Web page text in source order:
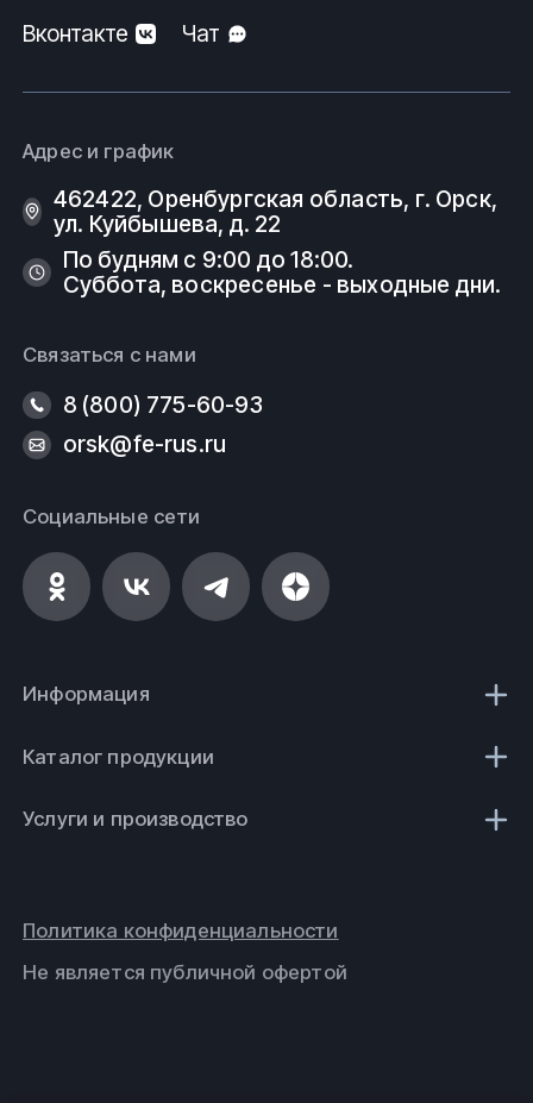
Вконтакте
Чат
Адрес и график
462422, Оренбургская область, г. Орск,
ул. Куйбышева, д. 22
По будням с 9:00 до 18:00.
Суббота, воскресенье - выходные дни.
Связаться с нами
8 (800) 775-60-93
orsk@fe-rus.ru
Социальные сети
Информация
Каталог продукции
Услуги и производство
Не является публичной офертой
Политика конфиденциальности